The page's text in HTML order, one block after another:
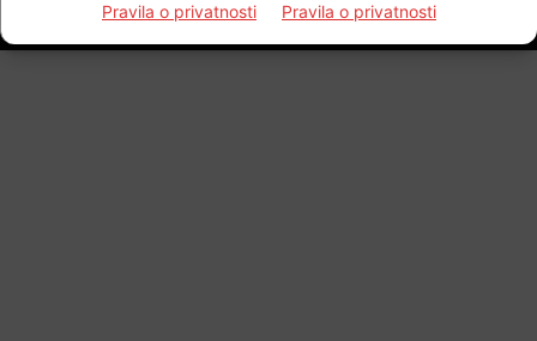
Pravila o privatnosti Pravila o privatnosti
© Newspaper WordPress Theme by TagDiv